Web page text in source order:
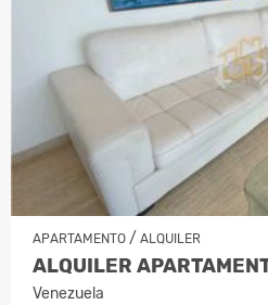
APARTAMENTO / ALQUILER
Venezuela